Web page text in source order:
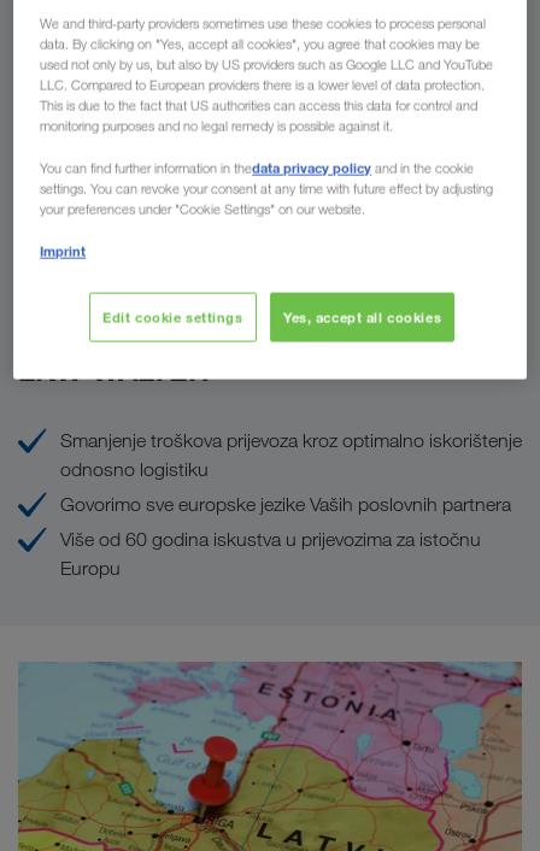
Za
Država
Pošaljite upit
Prednosti koje Vam pruža poduzeće
LKW WALTER
Smanjenje troškova prijevoza kroz optimalno iskorištenje
odnosno logistiku
Govorimo sve europske jezike Vaših poslovnih partnera
Više od 60 godina iskustva u prijevozima za istočnu
Europu
We and third-party providers sometimes use these cookies to process personal
data. By clicking on "Yes, accept all cookies", you agree that cookies may be
used not only by us, but also by US providers such as Google LLC and YouTube
LLC. Compared to European providers there is a lower level of data protection.
This is due to the fact that US authorities can access this data for control and
monitoring purposes and no legal remedy is possible against it.
You can find further information in thedata privacy policy and in the cookie
settings. You can revoke your consent at any time with future effect by adjusting
your preferences under "Cookie Settings" on our website.
Imprint
Edit cookie settings Yes, accept all cookies